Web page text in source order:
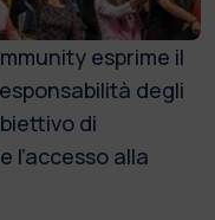
esprime il
degli
di
l’accesso alla